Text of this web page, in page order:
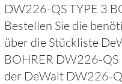
DW226-QS TYPE 3
Bestellen Sie die
über die Stückliste
BOHRER DW226-
der DeWalt DW226-